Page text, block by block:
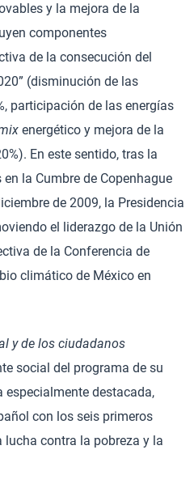
y la mejora de la
componentes
de la consecución del
(disminución de las
participación de las energías
energético y mejora de la
En este sentido, tras la
la Cumbre de Copenhague
de 2009, la Presidencia
el liderazgo de la Unión
de la Conferencia de
climático de México en
y de los ciudadanos
social del programa de su
destacada,
con los seis primeros
lucha contra la pobreza y la